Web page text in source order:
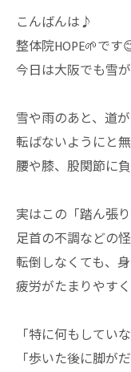
こんばんは♪
整体院HOPE🌱です
今日は大阪でも雪
雪や雨のあと、道
転ばないようにと
腰や膝、股関節に
実はこの「踏ん張
足首の不調などの
転倒しなくても、
疲労がたまりやすく
「特に何もしてい
「歩いた後に脚が